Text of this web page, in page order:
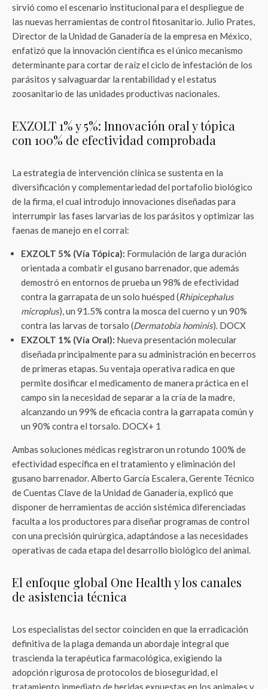
sirvió como el escenario institucional para el despliegue de
las nuevas herramientas de control fitosanitario. Julio Prates,
Director de la Unidad de Ganadería de la empresa en México,
enfatizó que la innovación científica es el único mecanismo
determinante para cortar de raíz el ciclo de infestación de los
parásitos y salvaguardar la rentabilidad y el estatus
zoosanitario de las unidades productivas nacionales.
EXZOLT 1% y 5%: Innovación oral y tópica
con 100% de efectividad comprobada
La estrategia de intervención clínica se sustenta en la
diversificación y complementariedad del portafolio biológico
de la firma, el cual introdujo innovaciones diseñadas para
interrumpir las fases larvarias de los parásitos y optimizar las
faenas de manejo en el corral:
EXZOLT 5% (Vía Tópica): Formulación de larga duración
orientada a combatir el gusano barrenador, que además
demostró en entornos de prueba un 98% de efectividad
contra la garrapata de un solo huésped (Rhipicephalus
microplus), un 91.5% contra la mosca del cuerno y un 90%
contra las larvas de torsalo (Dermatobia hominis). DOCX
EXZOLT 1% (Vía Oral): Nueva presentación molecular
diseñada principalmente para su administración en becerros
de primeras etapas. Su ventaja operativa radica en que
permite dosificar el medicamento de manera práctica en el
campo sin la necesidad de separar a la cría de la madre,
alcanzando un 99% de eficacia contra la garrapata común y
un 90% contra el torsalo. DOCX+ 1
Ambas soluciones médicas registraron un rotundo 100% de
efectividad específica en el tratamiento y eliminación del
gusano barrenador. Alberto García Escalera, Gerente Técnico
de Cuentas Clave de la Unidad de Ganadería, explicó que
disponer de herramientas de acción sistémica diferenciadas
faculta a los productores para diseñar programas de control
con una precisión quirúrgica, adaptándose a las necesidades
operativas de cada etapa del desarrollo biológico del animal.
El enfoque global One Health y los canales
de asistencia técnica
Los especialistas del sector coinciden en que la erradicación
definitiva de la plaga demanda un abordaje integral que
trascienda la terapéutica farmacológica, exigiendo la
adopción rigurosa de protocolos de bioseguridad, el
tratamiento inmediato de heridas expuestas en los animales y